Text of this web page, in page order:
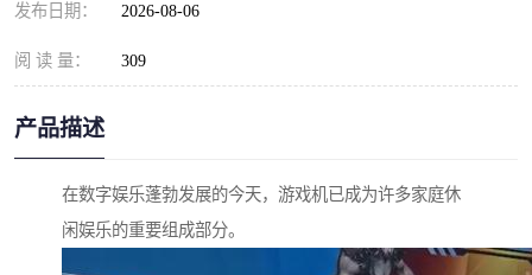
发布日期： 2026-08-06
阅 读 量： 309
产品描述
在数字娱乐蓬勃发展的今天，游戏机已成为许多家庭休
闲娱乐的重要组成部分。